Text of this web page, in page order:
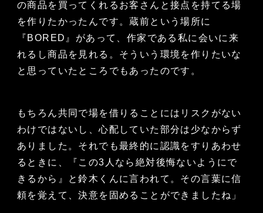
の商品を買ってくれるお客さんと接点を持てる場
を作りたかったんです。蔵前という場所に
『BORED』があって、作家である私に会いに来
れるし商品を見れる。そういう環境を作りたいな
と思っていたところでもあったのです。
もちろん共同で場を借りることにはリスクがない
わけではないし、心配していた部分は少なからず
ありました。それでも最終的に認識をすりあわせ
るときに、『この3人なら絶対後悔ないようにで
きるから』と鈴木くんに言われて。その言葉に信
頼を覚えて、決意を固めることができましたね」